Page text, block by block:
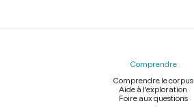
Comprendre
Comprendre le corpus
Aide à l'exploration
Foire aux questions